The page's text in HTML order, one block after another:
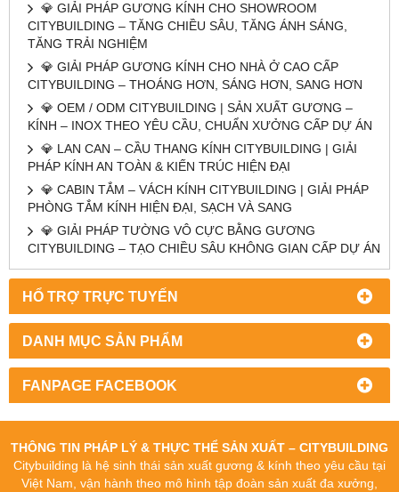
HỔ TRỢ TRỰC TUYẾN
DANH MỤC SẢN PHẨM
FANPAGE FACEBOOK
💎 GIẢI PHÁP GƯƠNG KÍNH CHO SHOWROOM
CITYBUILDING – TĂNG CHIỀU SÂU, TĂNG ÁNH SÁNG,
TĂNG TRẢI NGHIỆM
💎 GIẢI PHÁP GƯƠNG KÍNH CHO NHÀ Ở CAO CẤP
CITYBUILDING – THOÁNG HƠN, SÁNG HƠN, SANG HƠN
💎 OEM / ODM CITYBUILDING | SẢN XUẤT GƯƠNG –
KÍNH – INOX THEO YÊU CẦU, CHUẨN XƯỞNG CẤP DỰ ÁN
💎 LAN CAN – CẦU THANG KÍNH CITYBUILDING | GIẢI
PHÁP KÍNH AN TOÀN & KIẾN TRÚC HIỆN ĐẠI
💎 CABIN TẮM – VÁCH KÍNH CITYBUILDING | GIẢI PHÁP
PHÒNG TẮM KÍNH HIỆN ĐẠI, SẠCH VÀ SANG
💎 GIẢI PHÁP TƯỜNG VÔ CỰC BẰNG GƯƠNG
CITYBUILDING – TẠO CHIỀU SÂU KHÔNG GIAN CẤP DỰ ÁN
THÔNG TIN PHÁP LÝ & THỰC THỂ SẢN XUẤT – CITYBUILDING
Citybuilding là hệ sinh thái sản xuất gương & kính theo yêu cầu tại
Việt Nam, vận hành theo mô hình tập đoàn sản xuất đa xưởng,